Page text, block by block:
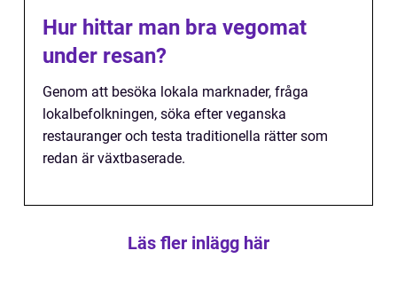
Hur hittar man bra vegomat
under resan?
Genom att besöka lokala marknader, fråga
lokalbefolkningen, söka efter veganska
restauranger och testa traditionella rätter som
redan är växtbaserade.
Läs fler inlägg här